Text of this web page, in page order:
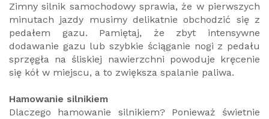
Zimny silnik samochodowy sprawia, że w pierwszych
minutach jazdy musimy delikatnie obchodzić się z
pedałem gazu. Pamiętaj, że zbyt intensywne
dodawanie gazu lub szybkie ściąganie nogi z pedału
sprzęgła na śliskiej nawierzchni powoduje kręcenie
się kół w miejscu, a to zwiększa spalanie paliwa.
Hamowanie silnikiem
Dlaczego hamowanie silnikiem? Ponieważ świetnie